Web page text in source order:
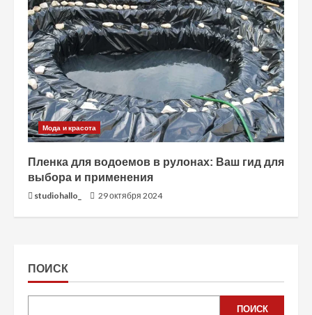
Мода и красота
Пленка для водоемов в рулонах: Ваш гид для
выбора и применения
studiohallo_ 29 октября 2024
ПОИСК
ПОИСК